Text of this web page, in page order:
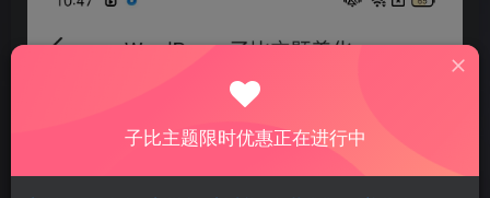
子比主题限时优惠正在进行中